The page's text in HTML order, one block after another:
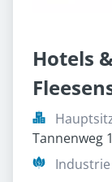
Hotels
Tannenweg
Industrie